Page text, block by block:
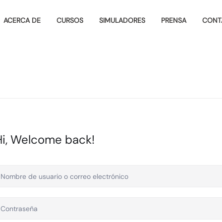
ACERCA DE CURSOS SIMULADORES PRENSA
Welcome back!